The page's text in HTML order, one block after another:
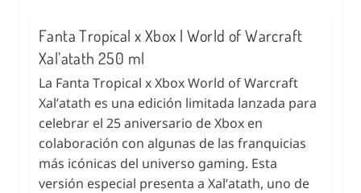
Fanta Tropical x Xbox | World of Warcraft
Xal’atath 250 ml
La Fanta Tropical x Xbox World of Warcraft
Xal’atath es una edición limitada lanzada para
celebrar el 25 aniversario de Xbox en
colaboración con algunas de las franquicias
más icónicas del universo gaming. Esta
versión especial presenta a Xal’atath, uno de